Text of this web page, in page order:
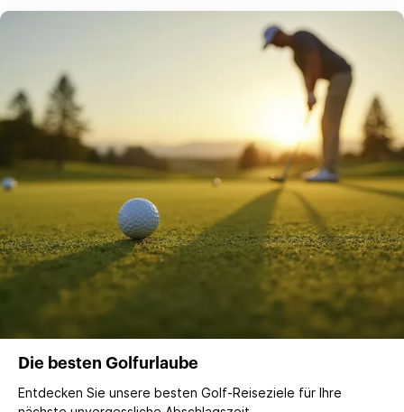
Die besten Golfurlaube
Entdecken Sie unsere besten Golf-Reiseziele für Ihre